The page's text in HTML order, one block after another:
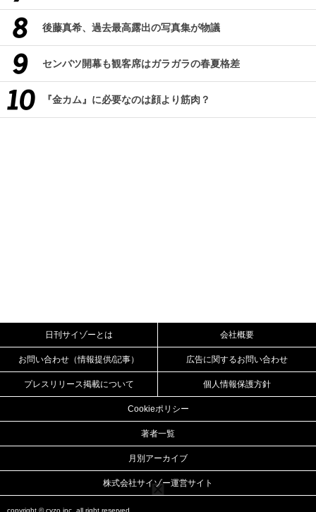
後藤真希、過去最高露出の写真集が物議
センバツ開幕も観客席はガラガラの春夏格差
『金カム』に必要なのは顔より筋肉？
日刊サイゾーとは 会社概要
お問い合わせ（情報提供/記事） 広告に関するお問い合わせ
プレスリリース掲載について 個人情報保護方針
Cookieポリシー
著者一覧
月別アーカイブ
株式会社サイゾー運営サイト